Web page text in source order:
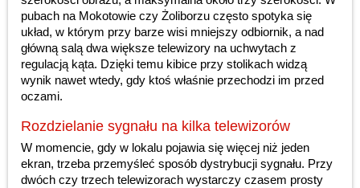
pubach na Mokotowie czy Żoliborzu często spotyka się
układ, w którym przy barze wisi mniejszy odbiornik, a nad
główną salą dwa większe telewizory na uchwytach z
regulacją kąta. Dzięki temu kibice przy stolikach widzą
wynik nawet wtedy, gdy ktoś właśnie przechodzi im przed
oczami.
Rozdzielanie sygnału na kilka telewizorów
W momencie, gdy w lokalu pojawia się więcej niż jeden
ekran, trzeba przemyśleć sposób dystrybucji sygnału. Przy
dwóch czy trzech telewizorach wystarczy czasem prosty